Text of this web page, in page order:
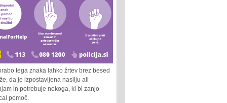
tega znaka lahko žrtev brez besed
da je izpostavljena nasilju ali
in potrebuje nekoga, ki bi zanjo
pomoč.